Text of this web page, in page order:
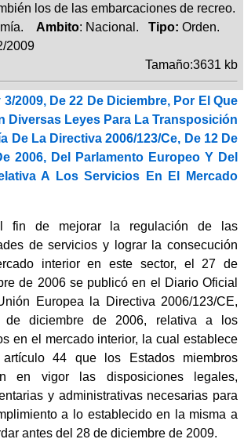
los de las embarcaciones de recreo.
Ambito: Nacional. Tipo: Orden.
2009
Tamaño:3631 kb
3/2009, De 22 De Diciembre, Por El Que
Diversas Leyes Para La Transposición
De La Directiva 2006/123/Ce, De 12 De
2006, Del Parlamento Europeo Y Del
A Los Servicios En El Mercado
fin de mejorar la regulación de las
de servicios y lograr la consecución
interior en este sector, el 27 de
de 2006 se publicó en el Diario Oficial
Europea la Directiva 2006/123/CE,
diciembre de 2006, relativa a los
en el mercado interior, la cual establece
44 que los Estados miembros
en vigor las disposiciones legales,
y administrativas necesarias para
a lo establecido en la misma a
antes del 28 de diciembre de 2009.